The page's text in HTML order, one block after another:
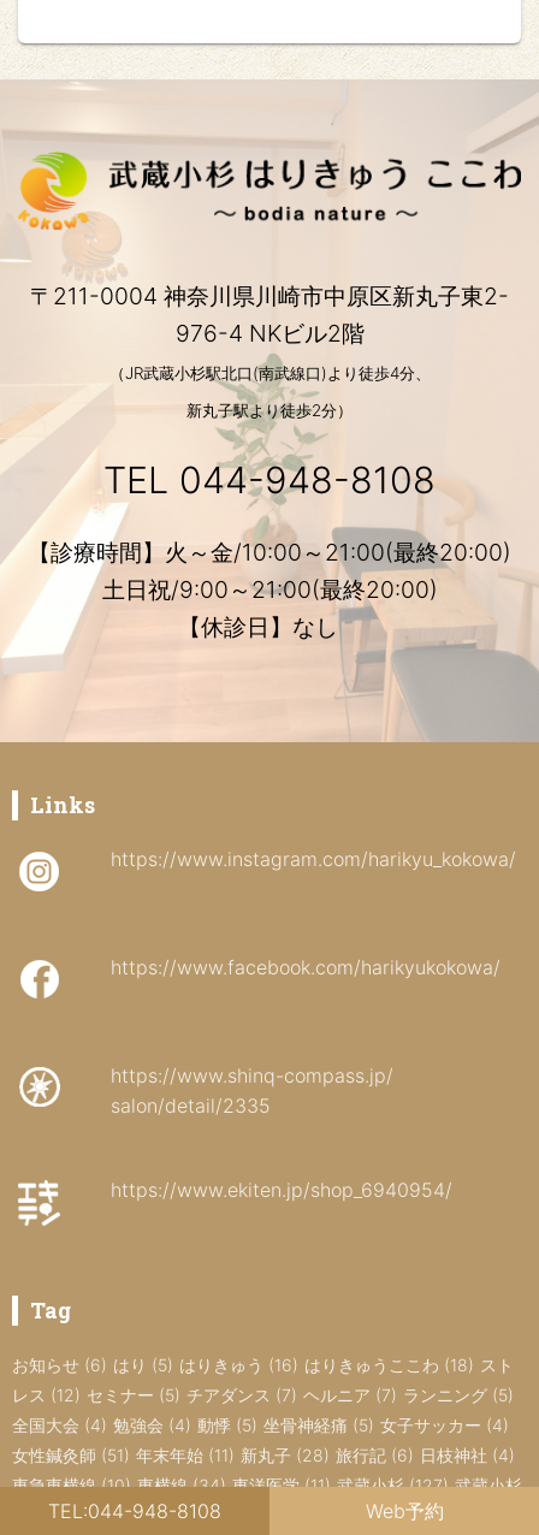
TEL:044-948-8108 Web予約
〒211-0004 神奈川県川崎市中原区新丸子東2-
976-4 NKビル2階
（JR武蔵小杉駅北口(南武線口)より徒歩4分、
新丸子駅より徒歩2分）
TEL 044-948-8108
【診療時間】火～金/10:00～21:00(最終20:00)
土日祝/9:00～21:00(最終20:00)
【休診日】なし
Links
https://www.instagram.com/harikyu_kokowa/
https://www.facebook.com/harikyukokowa/
https://www.shinq-compass.jp/
salon/detail/2335
https://www.ekiten.jp/shop_6940954/
Tag
お知らせ (6) はり (5) はりきゅう (16) はりきゅうここわ (18) スト
レス (12) セミナー (5) チアダンス (7) ヘルニア (7) ランニング (5)
全国大会 (4) 勉強会 (4) 動悸 (5) 坐骨神経痛 (5) 女子サッカー (4)
女性鍼灸師 (51) 年末年始 (11) 新丸子 (28) 旅行記 (6) 日枝神社 (4)
東急東横線(10) 東横線(34) 東洋医学(11) 武蔵小杉(127) 武蔵小杉
の鍼灸(15) 武蔵小杉の鍼灸院 武蔵小杉はりきゅうここわ